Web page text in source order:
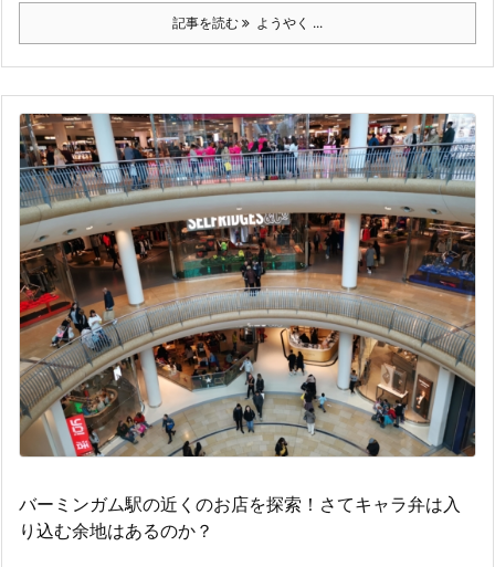
記事を読む ようやく ...
バーミンガム駅の近くのお店を探索！さてキャラ弁は入
り込む余地はあるのか？